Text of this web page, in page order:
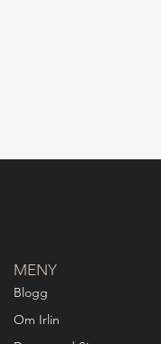
MENY
Blogg
Om Irlin